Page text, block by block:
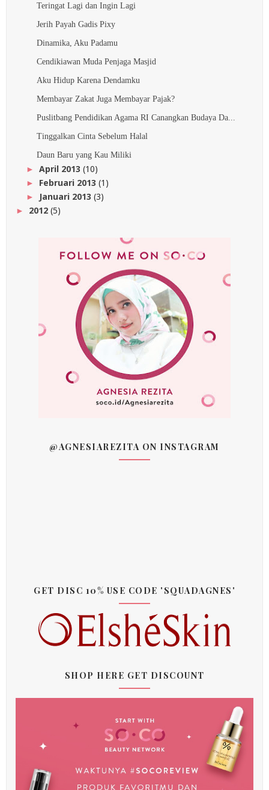
Teringat Lagi dan Ingin Lagi
Jerih Payah Gadis Pixy
Dinamika, Aku Padamu
Cendikiawan Muda Penjaga Masjid
Aku Hidup Karena Dendamku
Membayar Zakat Juga Membayar Pajak?
Puslitbang Pendidikan Agama RI Canangkan Budaya Da...
Tinggalkan Cinta Sebelum Halal
Daun Baru yang Kau Miliki
► April 2013 (10)
► Februari 2013 (1)
► Januari 2013 (3)
► 2012 (5)
@AGNESIAREZITA ON INSTAGRAM
GET DISC 10% USE CODE 'SQUADAGNES'
SHOP HERE GET DISCOUNT